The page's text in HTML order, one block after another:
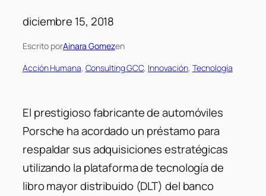
diciembre 15, 2018
Escrito porAinara Gomezen
Acción Humana, Consulting GCC, Innovación, Tecnología
El prestigioso fabricante de automóviles
Porsche ha acordado un préstamo para
respaldar sus adquisiciones estratégicas
utilizando la plataforma de tecnología de
libro mayor distribuido (DLT) del banco